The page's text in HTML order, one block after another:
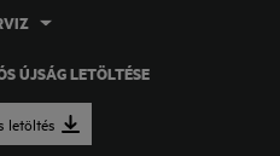
ÚJSÁG LETÖLTÉSE
letöltés